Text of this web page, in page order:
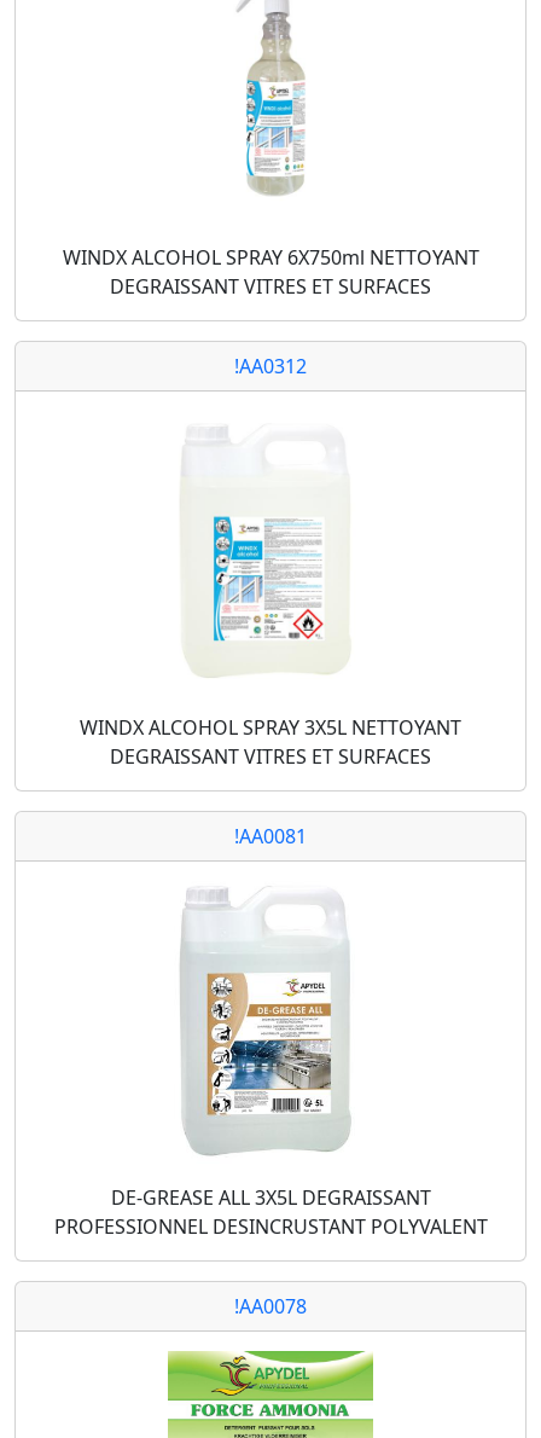
WINDX ALCOHOL SPRAY 6X750ml NETTOYANT
DEGRAISSANT VITRES ET SURFACES
!AA0312
WINDX ALCOHOL SPRAY 3X5L NETTOYANT
DEGRAISSANT VITRES ET SURFACES
!AA0081
DE-GREASE ALL 3X5L DEGRAISSANT
PROFESSIONNEL DESINCRUSTANT POLYVALENT
!AA0078